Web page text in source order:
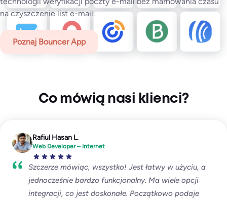
na czyszczenie list e-mail.
Poznaj Bouncer App
Poznaj API
Co mówią nasi klienci?
Rafiul Hasan L.
Web Developer – Internet
Szczerze mówiąc, wszystko! Jest łatwy w użyciu, a
jednocześnie bardzo funkcjonalny. Ma wiele opcji
integracji, co jest doskonałe. Początkowo podaje